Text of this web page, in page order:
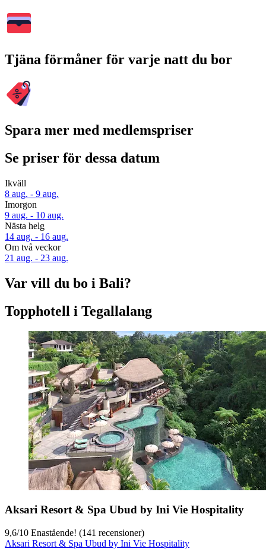
Tjäna förmåner för varje natt du bor
Spara mer med medlemspriser
Se priser för dessa datum
Ikväll
8 aug. - 9 aug.
Imorgon
9 aug. - 10 aug.
Nästa helg
14 aug. - 16 aug.
Om två veckor
21 aug. - 23 aug.
Var vill du bo i Bali?
Topphotell i Tegallalang
Aksari Resort & Spa Ubud by Ini Vie Hospitality
9,6/10 Enastående! (141 recensioner)
Aksari Resort & Spa Ubud by Ini Vie Hospitality